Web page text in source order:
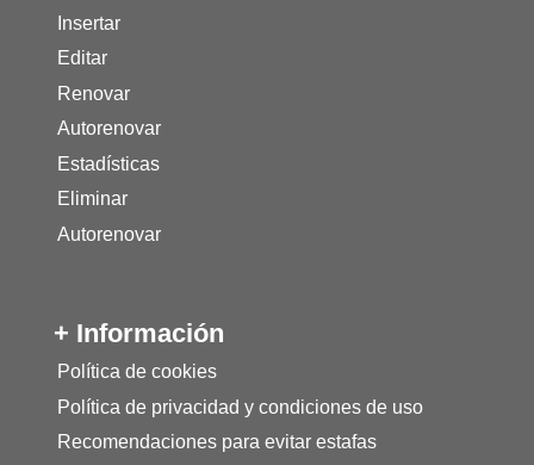
Insertar
Editar
Renovar
Autorenovar
Estadísticas
Eliminar
Autorenovar
+ Información
Política de cookies
Política de privacidad y condiciones de uso
Recomendaciones para evitar estafas